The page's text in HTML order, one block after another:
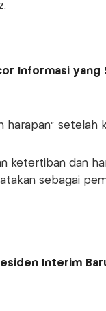
Informasi yang
harapan" setelah
ketertiban dan
sebagai
Interim